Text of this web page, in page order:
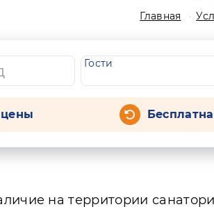
Главная
Гости
на территории